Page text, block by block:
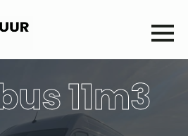
11m3